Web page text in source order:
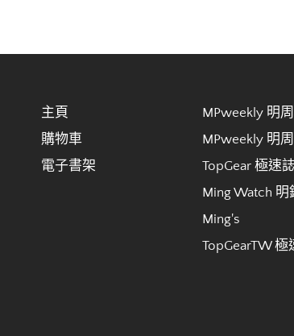
主頁
購物車
電子書架
MPweekly 明
MPweekly 明
TopGear 極速
Ming Watch 明
Ming's
TopGearTW 極